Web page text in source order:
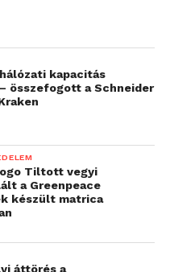
kapacitás
összefogott a Schneider
Tiltott vegyi
a Greenpeace
készült matrica
áttörés a